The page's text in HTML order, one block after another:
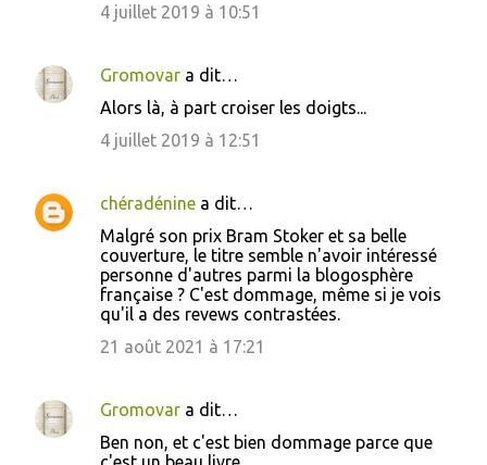
4 juillet 2019 à 10:51
Gromovar a dit…
Alors là, à part croiser les doigts...
4 juillet 2019 à 12:51
chéradénine a dit…
Malgré son prix Bram Stoker et sa belle
couverture, le titre semble n'avoir intéressé
personne d'autres parmi la blogosphère
française ? C'est dommage, même si je vois
qu'il a des revews contrastées.
21 août 2021 à 17:21
Gromovar a dit…
Ben non, et c'est bien dommage parce que